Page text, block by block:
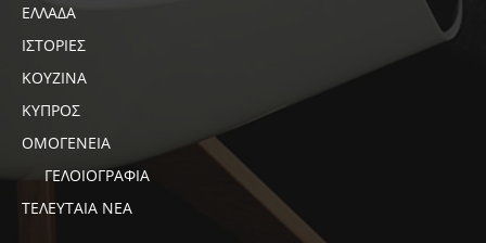
ΕΛΛΑΔΑ
ΙΣΤΟΡΙΕΣ
ΚΟΥΖΙΝΑ
ΚΥΠΡΟΣ
ΟΜΟΓΕΝΕΙΑ
ΓΕΛΟΙΟΓΡΑΦΙΑ
ΤΕΛΕΥΤΑΙΑ ΝΕΑ